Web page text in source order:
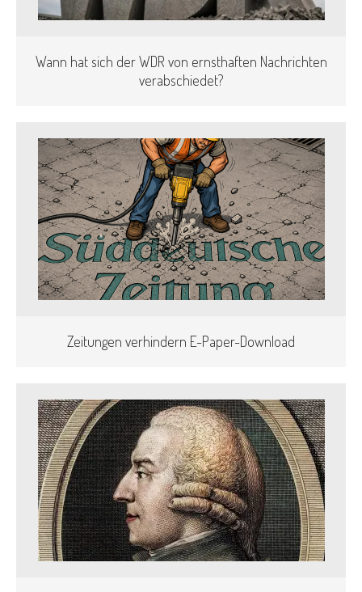
Wann hat sich der WDR von ernsthaften Nachrichten
verabschiedet?
Zeitungen verhindern E-Paper-Download